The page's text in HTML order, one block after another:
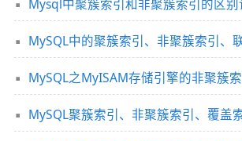
Mysql中聚簇索引和非聚簇索引的区别
MySQL之MyISAM存储引擎的非聚簇
MySQL聚簇索引、非聚簇索引、覆盖